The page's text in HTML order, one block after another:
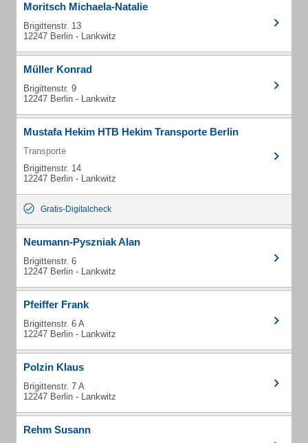
Moritsch Michaela-Natalie
Brigittenstr. 13
12247 Berlin - Lankwitz
Müller Konrad
Brigittenstr. 9
12247 Berlin - Lankwitz
Mustafa Hekim HTB Hekim Transporte Berlin
Transporte
Brigittenstr. 14
12247 Berlin - Lankwitz
Gratis-Digitalcheck
Neumann-Pyszniak Alan
Brigittenstr. 6
12247 Berlin - Lankwitz
Pfeiffer Frank
Brigittenstr. 6 A
12247 Berlin - Lankwitz
Polzin Klaus
Brigittenstr. 7 A
12247 Berlin - Lankwitz
Rehm Susann